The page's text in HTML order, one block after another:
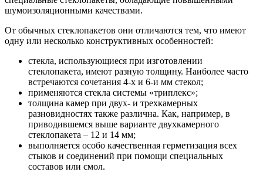
шумоизоляционными качествами.
От обычных стеклопакетов они отличаются тем, что имеют
одну или несколько конструктивных особенностей:
стекла, использующиеся при изготовлении
стеклопакета, имеют разную толщину. Наиболее часто
встречаются сочетания 4-х и 6-и мм стекол;
применяются стекла системы «триплекс»;
толщина камер при двух- и трехкамерных
разновидностях также различна. Как, например, в
приводившемся выше варианте двухкамерного
стеклопакета – 12 и 14 мм;
выполняется особо качественная герметизация всех
стыков и соединений при помощи специальных
составов или смол.